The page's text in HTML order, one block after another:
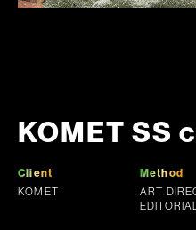
KOMET SS
Client
KOMET
Method
ART
EDITORIAL